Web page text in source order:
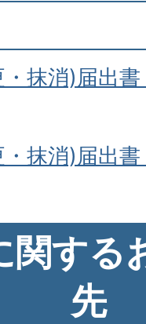
抹消)届出
・抹消)届出
関する
先